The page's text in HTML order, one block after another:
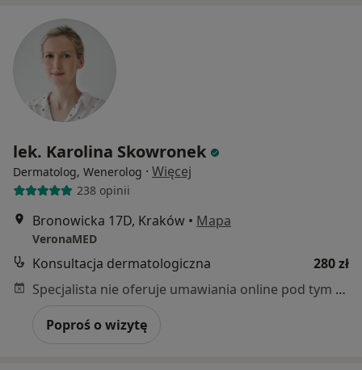
lek. Karolina Skowronek
Dermatolog, Wenerolog · Więcej
238 opinii
Bronowicka 17D, Kraków • Mapa
VeronaMED
Konsultacja dermatologiczna
280 zł
Specjalista nie oferuje umawiania online pod tym adresem.
Poproś o wizytę